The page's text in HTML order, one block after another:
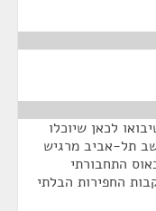
לכאן שיוכלו
תל-אביב מרגיש
התחבורתי
החפירות הבלתי